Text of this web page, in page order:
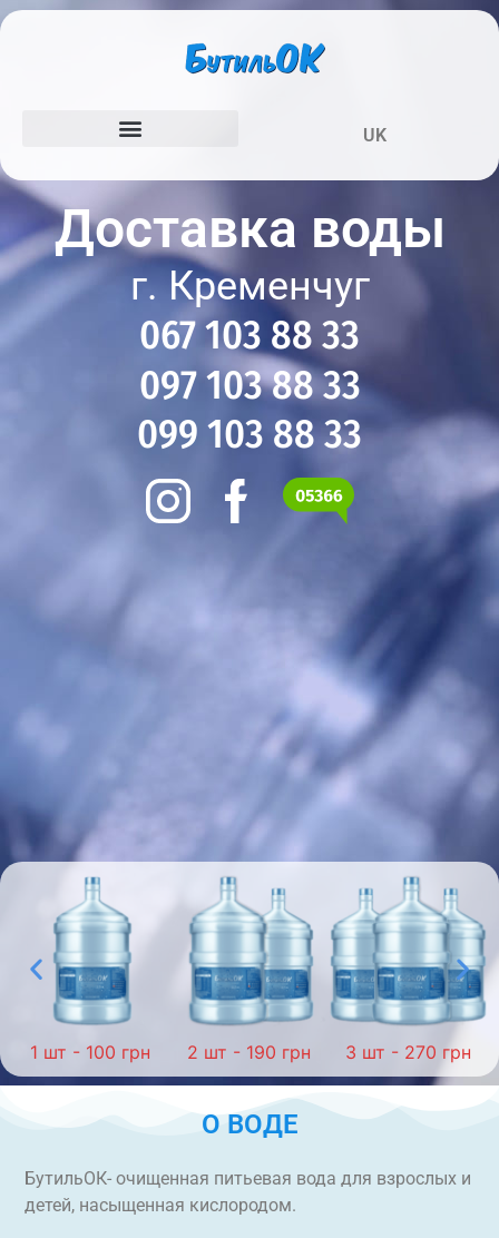
UK
Доставка воды
г. Кременчуг
067 103 88 33
097 103 88 33
099 103 88 33
1 шт - 100 грн 2 шт - 190 грн 3 шт - 270 грн
О ВОДЕ
БутильОК- очищенная питьевая вода для взрослых и
детей, насыщенная кислородом.